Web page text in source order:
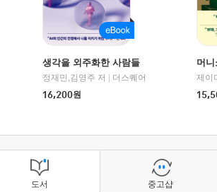
생각을 외주화한 사람들
정재민,김영주 저
더스퀘어
16,200원
머
도서 중고샵